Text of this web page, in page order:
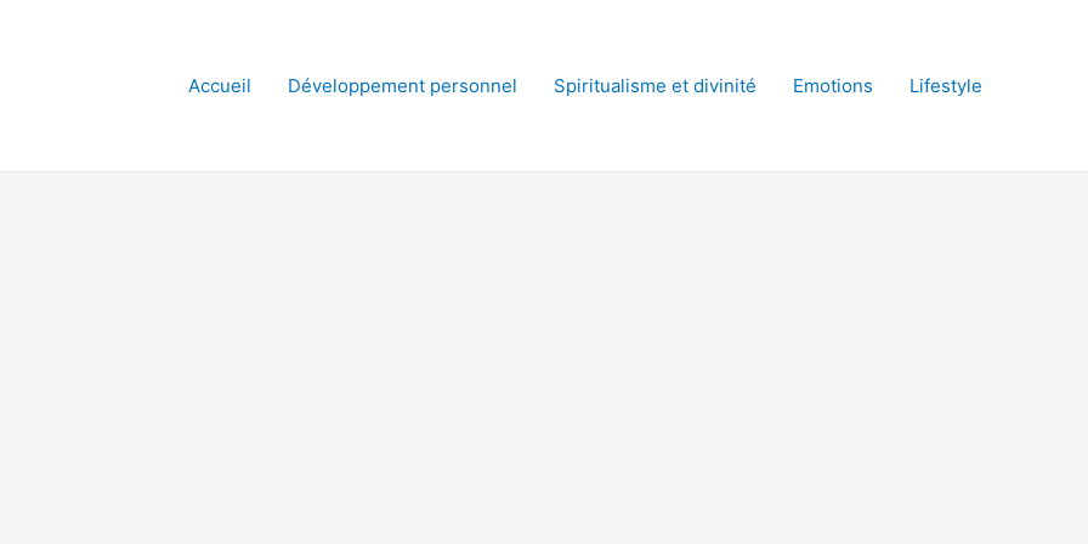
Accueil Développement personnel Spiritualisme et divinité Emotions Lifestyle